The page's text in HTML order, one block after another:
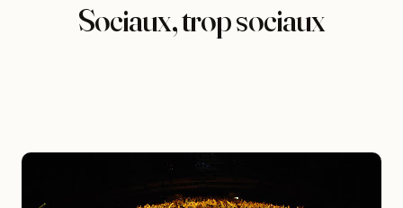
Sociaux, trop sociaux